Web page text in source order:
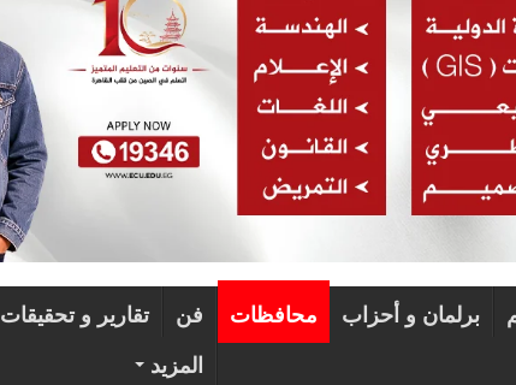
برلمان و أحزاب محافظات فن تقارير و تحقيقات
المزيد